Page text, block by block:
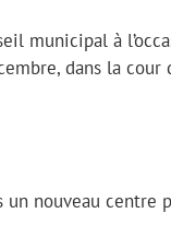
municipal à
dans la cour
nouveau centre